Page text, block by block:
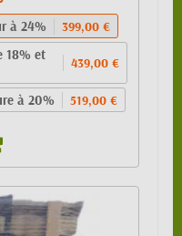
à 24% 399,00 €
18% et
439,00 €
à 20% 519,00 €